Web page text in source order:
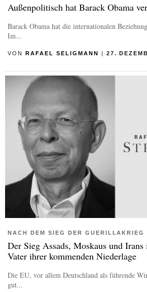
Außenpolitisch hat Barack Obama
Barack Obama hat die internationalen
Im...
VON RAFAEL SELIGMANN | 27.
NACH DEM SIEG DER GUERILLAKRIEG
Der Sieg Assads, Moskaus und
Vater ihrer kommenden Niederlage
Die EU, vor allem Deutschland als führende
gut...